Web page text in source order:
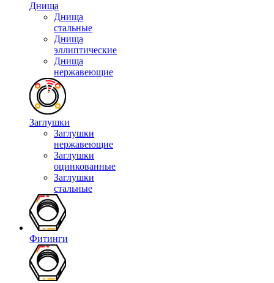
Днища
Днища
стальные
Днища
эллиптические
Днища
нержавеющие
Заглушки
Заглушки
нержавеющие
Заглушки
оцинкованные
Заглушки
стальные
Фитинги